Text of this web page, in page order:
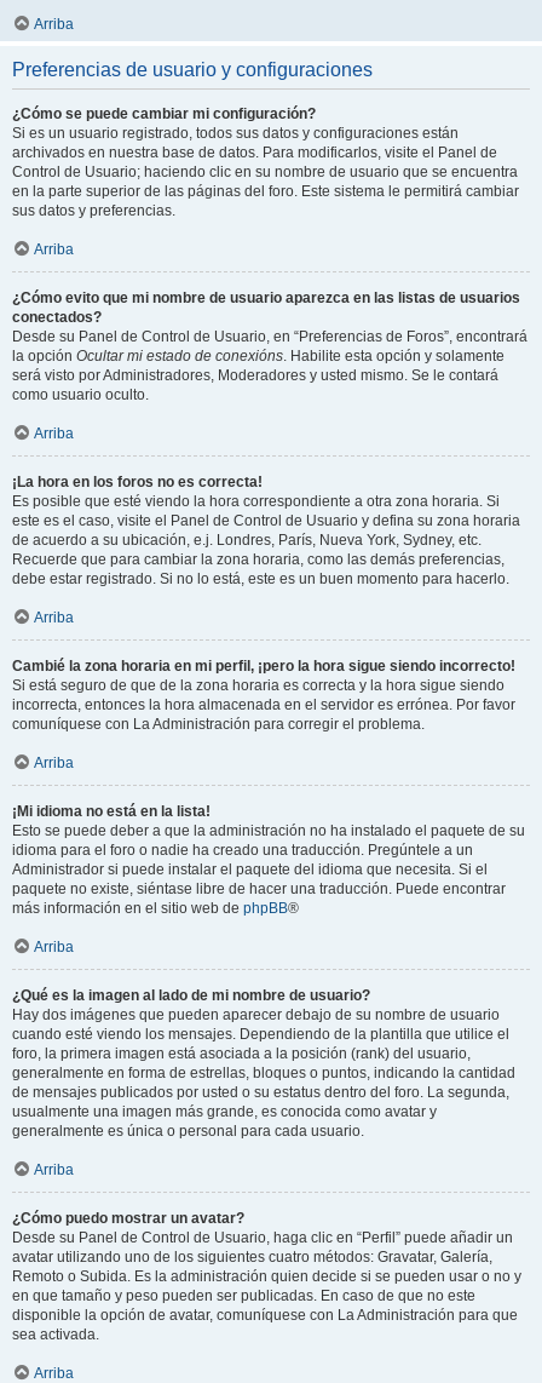
Arriba
Preferencias de usuario y configuraciones
¿Cómo se puede cambiar mi configuración?
Si es un usuario registrado, todos sus datos y configuraciones están
archivados en nuestra base de datos. Para modificarlos, visite el Panel de
Control de Usuario; haciendo clic en su nombre de usuario que se encuentra
en la parte superior de las páginas del foro. Este sistema le permitirá cambiar
sus datos y preferencias.
Arriba
¿Cómo evito que mi nombre de usuario aparezca en las listas de usuarios
conectados?
Desde su Panel de Control de Usuario, en “Preferencias de Foros”, encontrará
la opción Ocultar mi estado de conexións. Habilite esta opción y solamente
será visto por Administradores, Moderadores y usted mismo. Se le contará
como usuario oculto.
Arriba
¡La hora en los foros no es correcta!
Es posible que esté viendo la hora correspondiente a otra zona horaria. Si
este es el caso, visite el Panel de Control de Usuario y defina su zona horaria
de acuerdo a su ubicación, e.j. Londres, París, Nueva York, Sydney, etc.
Recuerde que para cambiar la zona horaria, como las demás preferencias,
debe estar registrado. Si no lo está, este es un buen momento para hacerlo.
Arriba
Cambié la zona horaria en mi perfil, ¡pero la hora sigue siendo incorrecto!
Si está seguro de que de la zona horaria es correcta y la hora sigue siendo
incorrecta, entonces la hora almacenada en el servidor es errónea. Por favor
comuníquese con La Administración para corregir el problema.
Arriba
¡Mi idioma no está en la lista!
Esto se puede deber a que la administración no ha instalado el paquete de su
idioma para el foro o nadie ha creado una traducción. Pregúntele a un
Administrador si puede instalar el paquete del idioma que necesita. Si el
paquete no existe, siéntase libre de hacer una traducción. Puede encontrar
más información en el sitio web de phpBB®
Arriba
¿Qué es la imagen al lado de mi nombre de usuario?
Hay dos imágenes que pueden aparecer debajo de su nombre de usuario
cuando esté viendo los mensajes. Dependiendo de la plantilla que utilice el
foro, la primera imagen está asociada a la posición (rank) del usuario,
generalmente en forma de estrellas, bloques o puntos, indicando la cantidad
de mensajes publicados por usted o su estatus dentro del foro. La segunda,
usualmente una imagen más grande, es conocida como avatar y
generalmente es única o personal para cada usuario.
Arriba
¿Cómo puedo mostrar un avatar?
Desde su Panel de Control de Usuario, haga clic en “Perfil” puede añadir un
avatar utilizando uno de los siguientes cuatro métodos: Gravatar, Galería,
Remoto o Subida. Es la administración quien decide si se pueden usar o no y
en que tamaño y peso pueden ser publicadas. En caso de que no este
disponible la opción de avatar, comuníquese con La Administración para que
sea activada.
Arriba